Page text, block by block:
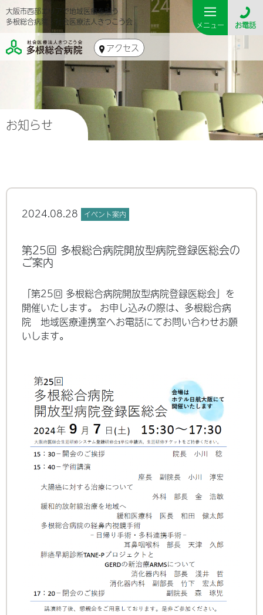
お電話
メニュー
大阪市西部エリアで地域医療を担う
多根総合病院｜社会医療法人きつこう会
アクセス
お知らせ
2024.08.28 イベント案内
第25回 多根総合病院開放型病院登録医総会の
ご案内
「第25回 多根総合病院開放型病院登録医総会」を
開催いたします。 お申し込みの際は、多根総合病
院 地域医療連携室へお電話にてお問い合わせお願
いします。